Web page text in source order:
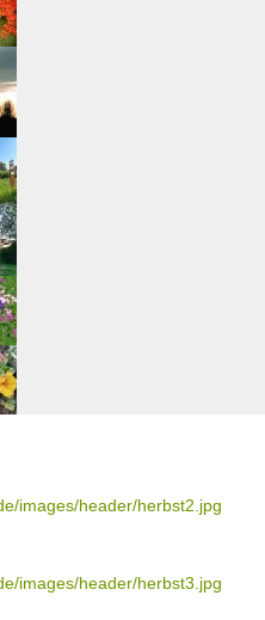
images/header/herbst2.jpg
images/header/herbst3.jpg